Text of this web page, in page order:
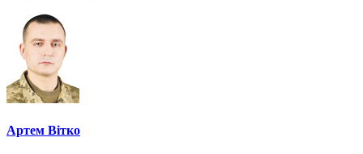
Артем Вітко